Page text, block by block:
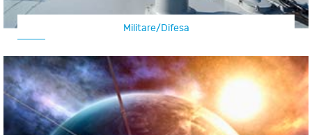
Militare/Difesa